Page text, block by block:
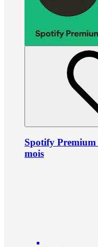
Spotify
mois